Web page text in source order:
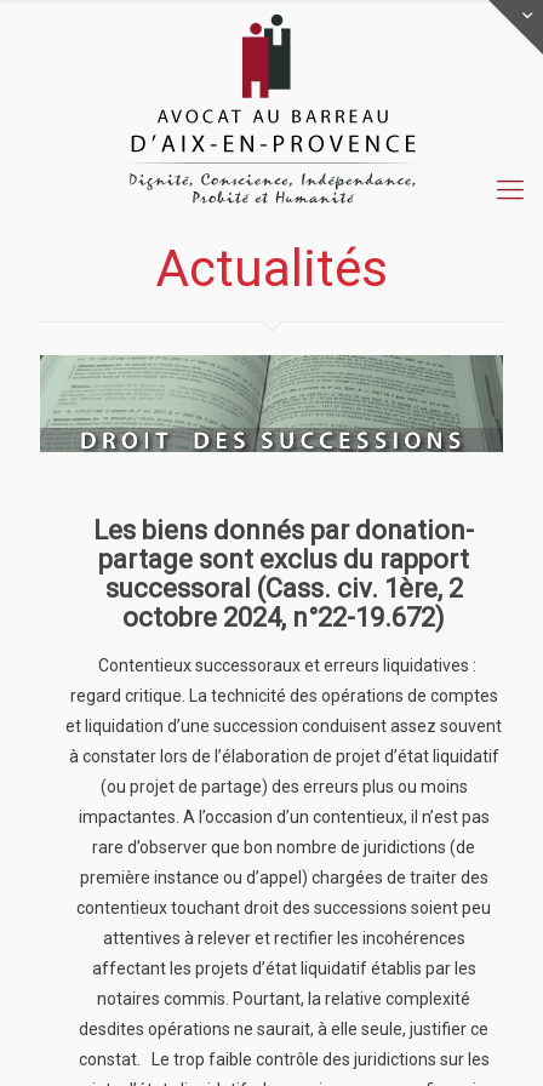
Actualités
Actualités
Les biens donnés par donation-
partage sont exclus du rapport
successoral (Cass. civ. 1ère, 2
octobre 2024, n°22-19.672)
Contentieux successoraux et erreurs liquidatives :
regard critique. La technicité des opérations de comptes
et liquidation d’une succession conduisent assez souvent
à constater lors de l’élaboration de projet d’état liquidatif
(ou projet de partage) des erreurs plus ou moins
impactantes. A l’occasion d’un contentieux, il n’est pas
rare d’observer que bon nombre de juridictions (de
première instance ou d’appel) chargées de traiter des
contentieux touchant droit des successions soient peu
attentives à relever et rectifier les incohérences
affectant les projets d’état liquidatif établis par les
notaires commis. Pourtant, la relative complexité
desdites opérations ne saurait, à elle seule, justifier ce
constat. Le trop faible contrôle des juridictions sur les